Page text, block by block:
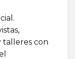
talleres con